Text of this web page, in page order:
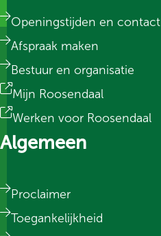
Openingstijden en contact
Afspraak maken
Bestuur en organisatie
Mijn Roosendaal
Werken voor Roosendaal
Algemeen
Proclaimer
Toegankelijkheid